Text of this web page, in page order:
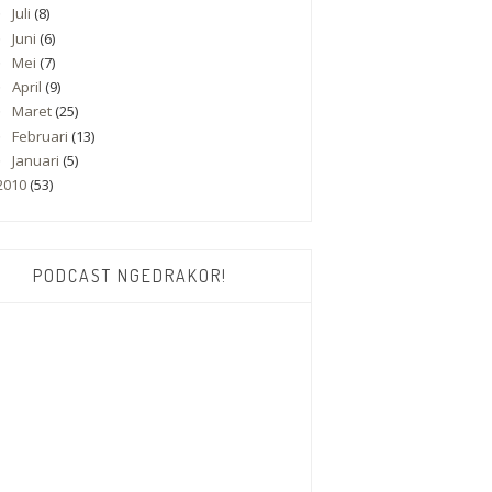
Juli(8)
Juni(6)
Mei(7)
April(9)
Maret(25)
Februari(13)
Januari(5)
(53)
PODCAST NGEDRAKOR!